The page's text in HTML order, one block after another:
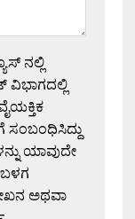
ನಲ್ಲಿ
ವಿಭಾಗದಲ್ಲಿ
ಸಂಬಂಧಿಸಿದ್ದು
ಯಾವುದೇ
ಅಥವಾ